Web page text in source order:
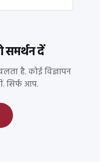
दें
है. कोई विज्ञापन
सिर्फ आप.